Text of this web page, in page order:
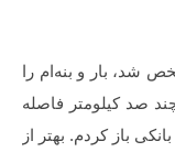
شد، بار و بنه‌ام را
صد کیلومتر فاصله
باز کردم. بهتر از